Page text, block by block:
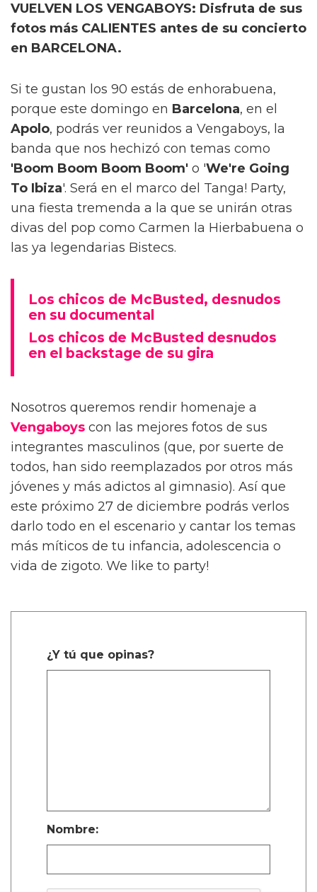
VUELVEN LOS VENGABOYS: Disfruta de sus
fotos más CALIENTES antes de su concierto
en BARCELONA.
Si te gustan los 90 estás de enhorabuena,
porque este domingo en Barcelona, en el
Apolo, podrás ver reunidos a Vengaboys, la
banda que nos hechizó con temas como
'Boom Boom Boom Boom' o 'We're Going
To Ibiza'. Será en el marco del Tanga! Party,
una fiesta tremenda a la que se unirán otras
divas del pop como Carmen la Hierbabuena o
las ya legendarias Bistecs.
Los chicos de McBusted, desnudos
en su documental
Los chicos de McBusted desnudos
en el backstage de su gira
Nosotros queremos rendir homenaje a
Vengaboys con las mejores fotos de sus
integrantes masculinos (que, por suerte de
todos, han sido reemplazados por otros más
jóvenes y más adictos al gimnasio). Así que
este próximo 27 de diciembre podrás verlos
darlo todo en el escenario y cantar los temas
más míticos de tu infancia, adolescencia o
vida de zigoto. We like to party!
¿Y tú que opinas?
Nombre: